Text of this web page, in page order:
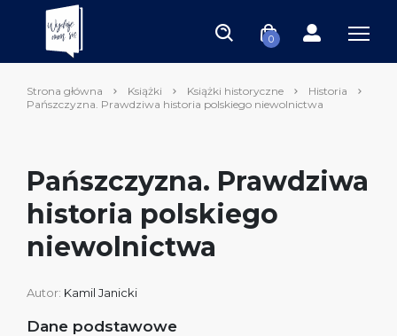
0
Strona główna Książki Książki historyczne
Historia
Pańszczyzna. Prawdziwa historia polskiego niewolnictwa
Pańszczyzna. Prawdziwa
historia polskiego
niewolnictwa
Autor: Kamil Janicki
Dane podstawowe